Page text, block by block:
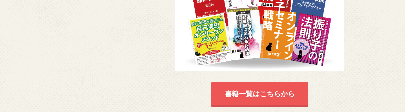
書籍一覧はこちらから